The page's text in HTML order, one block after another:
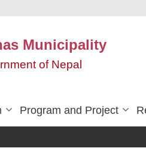
Municipality
of Nepal
Program and Project